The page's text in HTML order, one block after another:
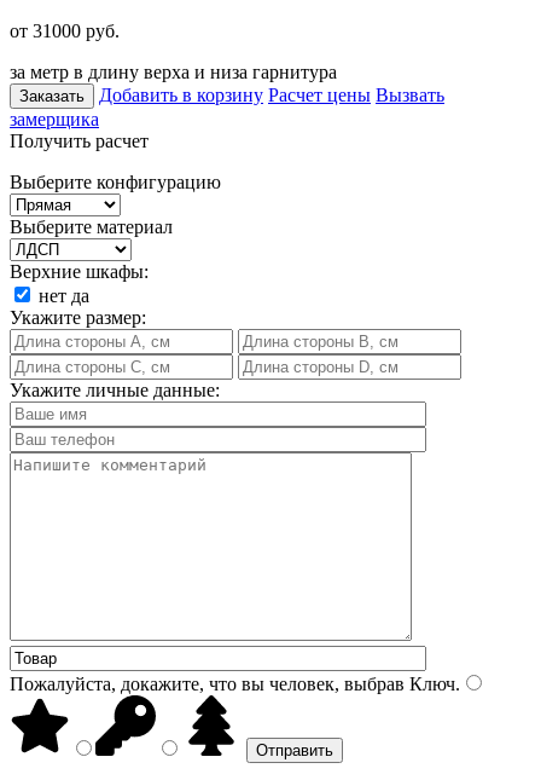
от 31000 руб.
за метр в длину верха и низа гарнитура
Заказать Добавить в корзину Расчет цены Вызвать
замерщика
Получить расчет
Выберите конфигурацию
Выберите материал
Верхние шкафы:
нет да
Укажите размер:
Укажите личные данные:
Пожалуйста, докажите, что вы человек, выбрав Ключ.